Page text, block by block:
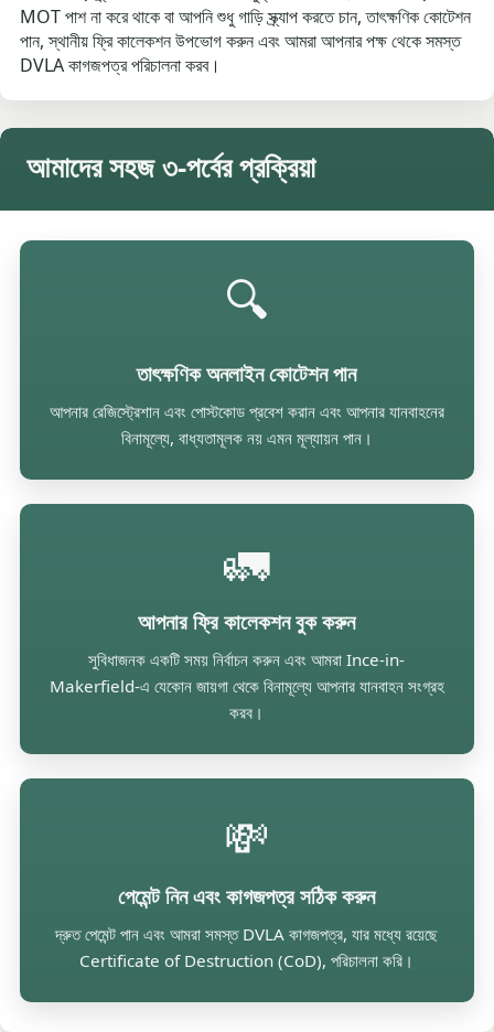
MOT পাশ না করে থাকে বা আপনি শুধু গাড়ি স্ক্র্যাপ করতে চান, তাৎক্ষণিক কোটেশন
পান, স্থানীয় ফ্রি কালেকশন উপভোগ করুন এবং আমরা আপনার পক্ষ থেকে সমস্ত
DVLA কাগজপত্র পরিচালনা করব।
আমাদের সহজ ৩-পর্বের প্রক্রিয়া
🔍
তাৎক্ষণিক অনলাইন কোটেশন পান
আপনার রেজিস্ট্রেশান এবং পোস্টকোড প্রবেশ করান এবং আপনার যানবাহনের
বিনামূল্যে, বাধ্যতামূলক নয় এমন মূল্যায়ন পান।
🚛
আপনার ফ্রি কালেকশন বুক করুন
সুবিধাজনক একটি সময় নির্বাচন করুন এবং আমরা Ince-in-
Makerfield-এ যেকোন জায়গা থেকে বিনামূল্যে আপনার যানবাহন সংগ্রহ
করব।
💸
পেমেন্ট নিন এবং কাগজপত্র সঠিক করুন
দ্রুত পেমেন্ট পান এবং আমরা সমস্ত DVLA কাগজপত্র, যার মধ্যে রয়েছে
Certificate of Destruction (CoD), পরিচালনা করি।